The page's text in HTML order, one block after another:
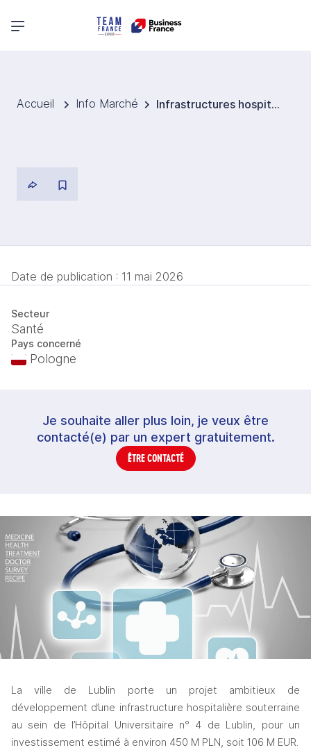
Menu principal
Accueil Info Marché Infrastructures hospitalières en Pologne : Lublin développe un projet d’hôpital souterrain stratégique
Date de publication : 11 mai 2026
Secteur
Santé
Pays concerné
Pologne
Je souhaite aller plus loin, je veux être
contacté(e) par un expert gratuitement.
ÊTRE CONTACTÉ
La ville de Lublin porte un projet ambitieux de
développement d’une infrastructure hospitalière souterraine
au sein de l’Hôpital Universitaire n° 4 de Lublin, pour un
investissement estimé à environ 450 M PLN, soit 106 M EUR.